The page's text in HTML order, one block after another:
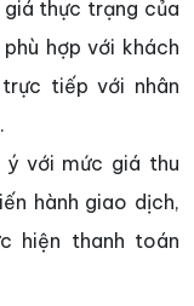
thực trạng của
hợp với khách
tiếp với nhân
ý với mức giá thu
hành giao dịch,
hiện thanh toán